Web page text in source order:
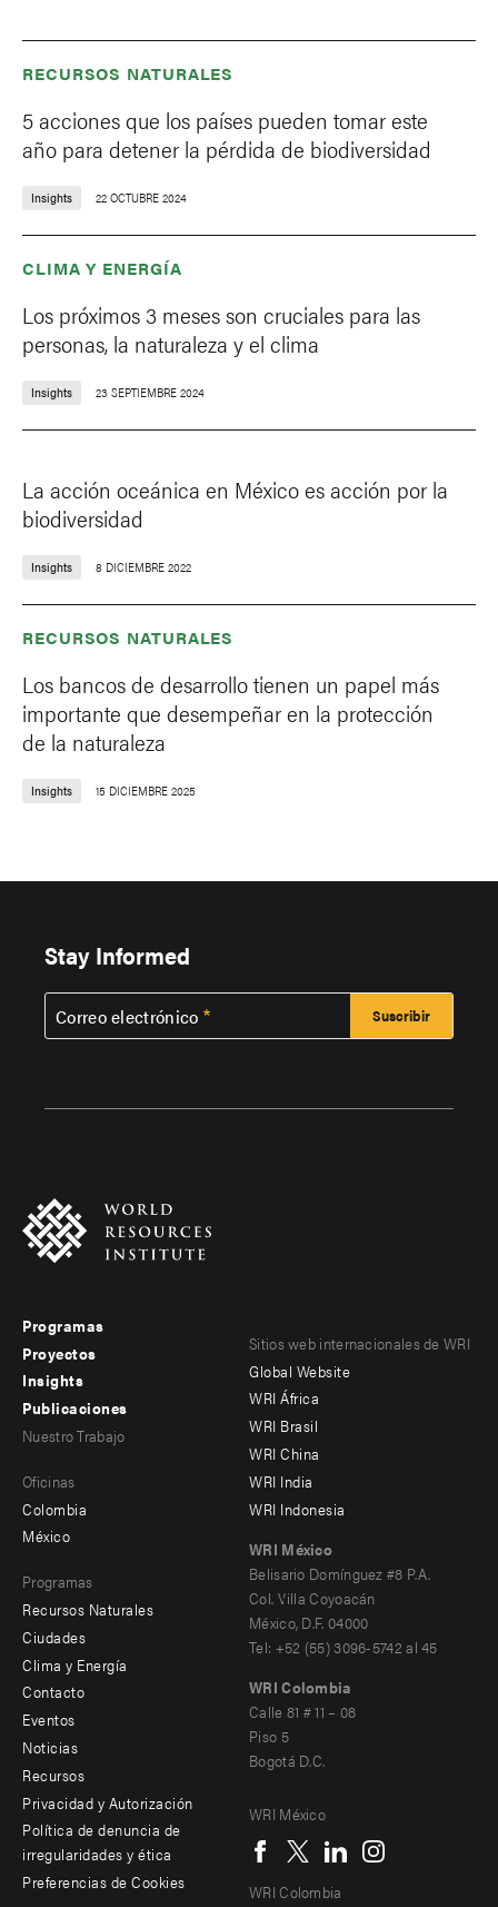
RECURSOS NATURALES
5 acciones que los países pueden tomar este
año para detener la pérdida de biodiversidad
Insights 22 OCTUBRE 2024
CLIMA Y ENERGÍA
Los próximos 3 meses son cruciales para las
personas, la naturaleza y el clima
Insights 23 SEPTIEMBRE 2024
La acción oceánica en México es acción por la
biodiversidad
Insights 8 DICIEMBRE 2022
RECURSOS NATURALES
Los bancos de desarrollo tienen un papel más
importante que desempeñar en la protección
de la naturaleza
Insights 15 DICIEMBRE 2025
Stay Informed
Correo electrónico
Footer
menu
-
Programas
Proyectos
Insights
Publicaciones
menu
-
Nuestro Trabajo
Oficinas
Colombia
México
Programas
Recursos Naturales
Ciudades
Clima y Energía
Footer
menu
-
Additional
Contacto
Eventos
Noticias
Recursos
Privacidad y Autorización
Política de denuncia de
irregularidades y ética
Preferencias de Cookies
Footer
menu
-
Offices
Sitios web internacionales de WRI
Global Website
WRI África
WRI Brasil
WRI China
WRI India
WRI Indonesia
WRI México
Belisario Domínguez #8 P.A.
Col. Villa Coyoacán
México, D.F. 04000
Tel: +52 (55) 3096-5742 al 45
WRI Colombia
Calle 81 # 11 – 08
Piso 5
Bogotá D.C.
Social
menu
WRI México
WRI Colombia